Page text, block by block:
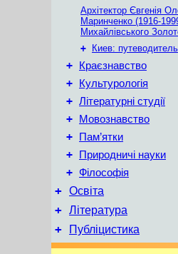
Архітектор Євгенія
Маринченко (1916-
Михайлівського
+
Киев: путеводитель
+ Краєзнавство
+ Культурологія
+ Літературні студії
+ Мовознавство
+ Пам’ятки
+ Природничі науки
+ Філософія
+ Освіта
+ Література
+ Публіцистика